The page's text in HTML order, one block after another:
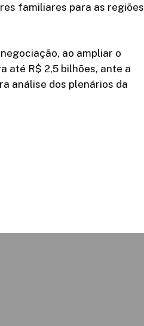
familiares para as regiões
ao ampliar o
até R$ 2,5 bilhões, ante a
análise dos plenários da